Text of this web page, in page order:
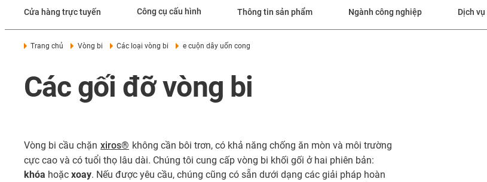
Cửa hàng trực tuyến Công cụ cấu hình Thông tin sản phẩm Ngành công nghiệp Dịch vụ
Trang chủ Vòng bi Các loại vòng bi e cuộn dây uốn cong
Các gối đỡ vòng bi
Vòng bi cầu chặn xiros® không cần bôi trơn, có khả năng chống ăn mòn và môi trường
cực cao và có tuổi thọ lâu dài. Chúng tôi cung cấp vòng bi khối gối ở hai phiên bản:
khóa hoặc xoay. Nếu được yêu cầu, chúng cũng có sẵn dưới dạng các giải pháp hoàn